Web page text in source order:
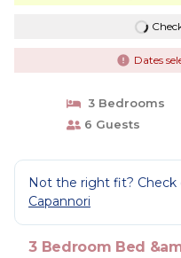
Dates
3 Bedrooms
6 Guests
Not the right fit?
Capannori
3 Bedroom Bed